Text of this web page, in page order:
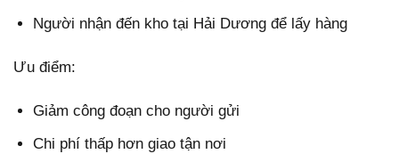
Người nhận đến kho tại Hải Dương để lấy hàng
Ưu điểm:
Giảm công đoạn cho người gửi
Chi phí thấp hơn giao tận nơi